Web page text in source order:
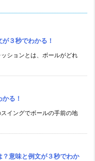
３秒でわかる！
ションとは、ボールがどれ
る！
イングでボールの手前の地
？意味と例文が３秒でわか